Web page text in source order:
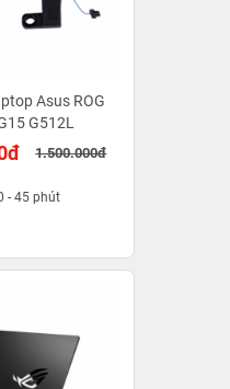
Asus ROG
G512L
1.500.000đ
- 45 phút